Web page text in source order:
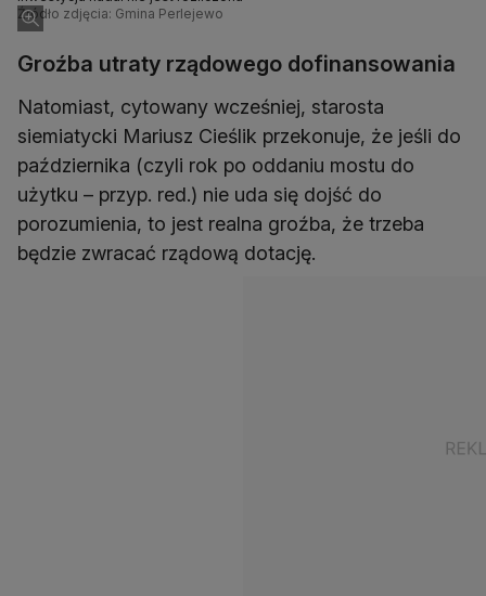
Źródło zdjęcia: Gmina Perlejewo
Groźba utraty rządowego dofinansowania
Natomiast, cytowany wcześniej, starosta
siemiatycki Mariusz Cieślik przekonuje, że jeśli do
października (czyli rok po oddaniu mostu do
użytku – przyp. red.) nie uda się dojść do
porozumienia, to jest realna groźba, że trzeba
będzie zwracać rządową dotację.